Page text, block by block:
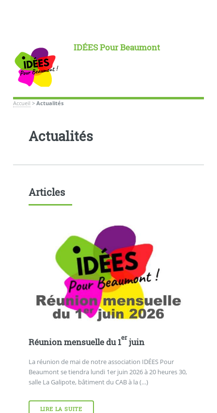
IDÉES Pour Beaumont
Accueil > Actualités
Actualités
Articles
Réunion mensuelle du 1erjuin
La réunion de mai de notre association IDÉES Pour
Beaumont se tiendra lundi 1er juin 2026 à 20 heures 30,
salle La Galipote, bâtiment du CAB à la (…)
LIRE LA SUITE